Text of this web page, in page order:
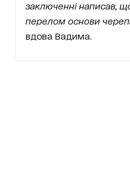
заключенні написав,
перелом основи
вдова Вадима.